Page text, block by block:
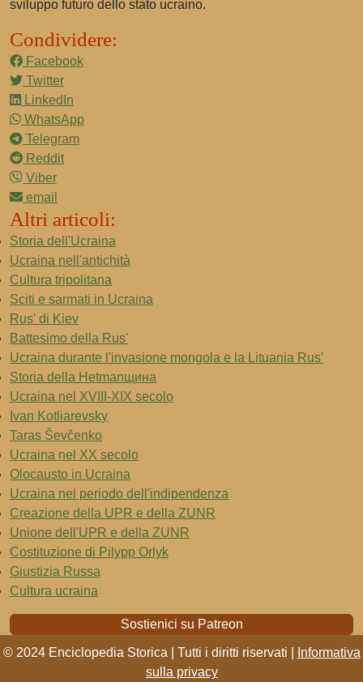
sviluppo futuro dello stato ucraino.
Condividere:
Facebook
Twitter
LinkedIn
WhatsApp
Telegram
Reddit
Viber
email
Altri articoli:
Storia dell'Ucraina
Ucraina nell'antichità
Cultura tripolitana
Sciti e sarmati in Ucraina
Rus' di Kiev
Battesimo della Rus'
Ucraina durante l'invasione mongola e la Lituania Rus'
Storia della Hetmanщина
Ucraina nel XVIII-XIX secolo
Ivan Kotliarevsky
Taras Ševčenko
Ucraina nel XX secolo
Olocausto in Ucraina
Ucraina nel periodo dell'indipendenza
Creazione della UPR e della ZUNR
Unione dell'UPR e della ZUNR
Costituzione di Pilypp Orlyk
Giustizia Russa
Cultura ucraina
Sostienici su Patreon
© 2024 Enciclopedia Storica | Tutti i diritti riservati |
Informativa
sulla privacy